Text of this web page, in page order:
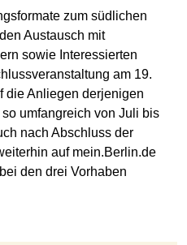
zum südlichen
Austausch mit
sowie Interessierten
am 19.
die Anliegen derjenigen
umfangreich von Juli bis
nach Abschluss der
auf mein.Berlin.de
den drei Vorhaben